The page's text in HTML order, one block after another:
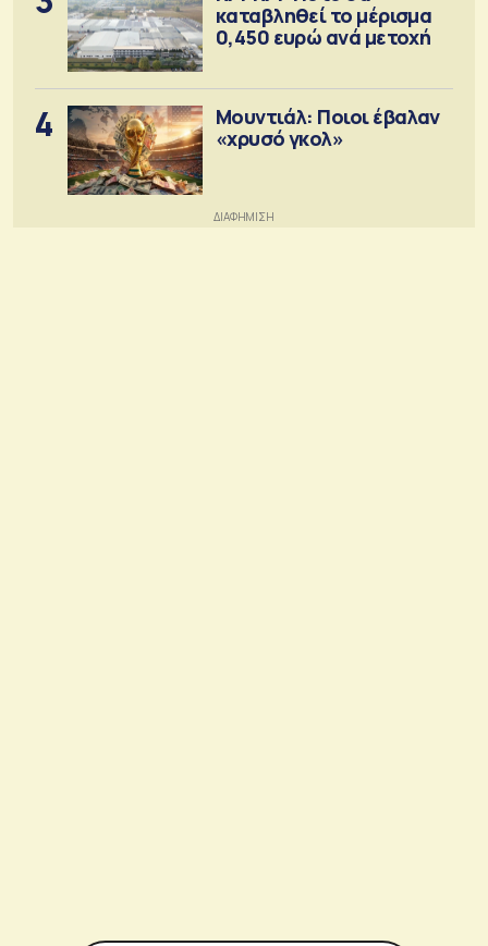
καταβληθεί το μέρισμα
0,450 ευρώ ανά μετοχή
4
Μουντιάλ: Ποιοι έβαλαν
«χρυσό γκολ»